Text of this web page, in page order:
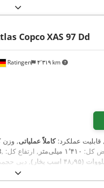
Ratingen ۴٬۳۱۹ km
CopcoXAS 97 Dd
, قابلیت عملکرد:کاملاً عملیاتی, وزن
کل: ۱٬۴۱۰ میلی‌متر
, ارتفاع کل:
, دبی
(حداقل):
, شماره دستگاه/وسیله نقلیه:APP418299